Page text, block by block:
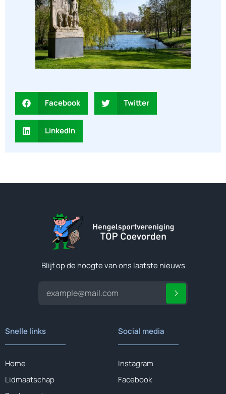
Facebook Twitter
LinkedIn
Blijf op de hoogte van ons laatste nieuws
Snelle links
Home
Lidmaatschap
Social media
Instagram
Facebook